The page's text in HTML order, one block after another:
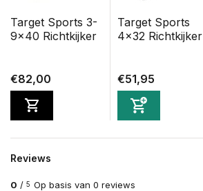
Target Sports 3-
9x40 Richtkijker
€82,00
Target Sports
4x32 Richtkijker
€51,95
Reviews
0 / 5 Op basis van 0 reviews